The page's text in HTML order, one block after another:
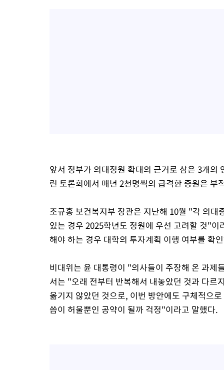
앞서 정부가 의대정원 확대의 근거로 삼은 3개
린 토론회에서 매년 2천명씩의 급격한 증원은 부
조규홍 보건복지부 장관은 지난해 10월 "각 의
있는 경우 2025학년도 정원에 우선 고려할 것"
해야 하는 경우 대학의 투자계획 이행 여부를 확
비대위는 윤 대통령이 "의사들이 주장해 온 과제
서는 "오래 전부터 반복해서 내놓았던 것과 다
옮기지 않았던 것으로, 이번 방안에도 구체적으
씀이 허울뿐인 공약이 될까 걱정"이라고 말했다.